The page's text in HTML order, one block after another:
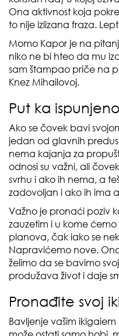
Ona aktivnost koja
to nije izlizana fraza.
Momo Kapor je na
niko ne bi hteo da mu
sam štampao priče na
Knez Mihailovoj.
Put ka
Ako se čovek bavi
jedan od glavnih
nema kajanja za
odnosi su važni, ali
svrhu i ako ih nema, a
zadovoljan i ako ih ima
Važno je pronaći poziv
zauzetim i u kome
planova, čak iako se
Napravićemo nove.
želimo da se bavimo
produžava život i daje
Pronađite svoj
Bavljenje vašim